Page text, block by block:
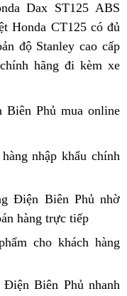
quát
ABS
tốt
nhất
ABS
xe
CT125
ABS
2023
Dax ST125 ABS
Honda CT125 có đủ
độ Stanley cao cấp
hãng đặt
đi kèm xe
Phủ mua online
nhập khẩu chính
Điện Biên Phủ nhờ
hàng trực tiếp
tâm
nhận
CT125
bán
cho khách hàng
Biên Phủ nhanh